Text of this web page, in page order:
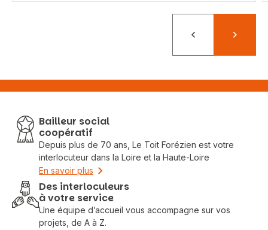
PrécédentSuivant
Bailleur social
coopératif
Depuis plus de 70 ans, Le Toit Forézien est votre
interlocuteur dans la Loire et la Haute-Loire
En savoir plus
Des interloculeurs
à votre service
Une équipe d’accueil vous accompagne sur vos
projets, de A à Z.